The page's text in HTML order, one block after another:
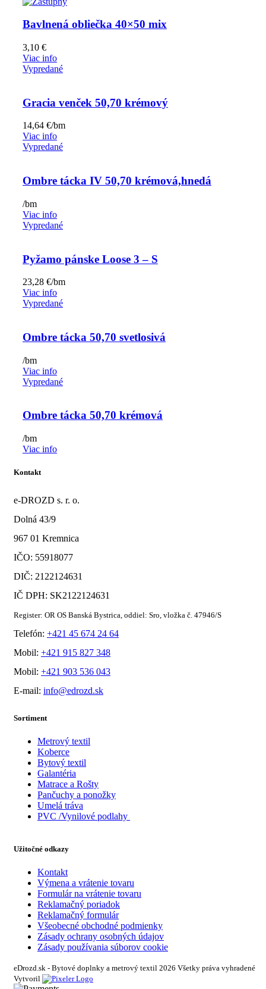
Bavlnená obliečka 40×50 mix
3,10 €
Viac info
Vypredané
Gracia venček 50,70 krémový
14,64 €/bm
Viac info
Vypredané
Ombre tácka IV 50,70 krémová,hnedá
/bm
Viac info
Vypredané
Pyžamo pánske Loose 3 – S
23,28 €/bm
Viac info
Vypredané
Ombre tácka 50,70 svetlosivá
/bm
Viac info
Vypredané
Ombre tácka 50,70 krémová
/bm
Viac info
Kontakt
e-DROZD s. r. o.
Dolná 43/9
967 01 Kremnica
IČO: 55918077
DIČ: 2122124631
IČ DPH: SK2122124631
Register: OR OS Banská Bystrica, oddiel: Sro, vložka č. 47946/S
Telefón: +421 45 674 24 64
Mobil: +421 915 827 348
Mobil: +421 903 536 043
E-mail: info@edrozd.sk
Sortiment
Metrový textil
Koberce
Bytový textil
Galantéria
Matrace a Rošty
Pančuchy a ponožky
Umelá tráva
PVC /Vynilové podlahy
Užitočné odkazy
Kontakt
Výmena a vrátenie tovaru
Formulár na vrátenie tovaru
Reklamačný poriadok
Reklamačný formulár
Všeobecné obchodné podmienky
Zásady ochrany osobných údajov
Zásady používania súborov cookie
eDrozd.sk - Bytové doplnky a metrový textil 2026 Všetky práva vyhradené
Vytvoril